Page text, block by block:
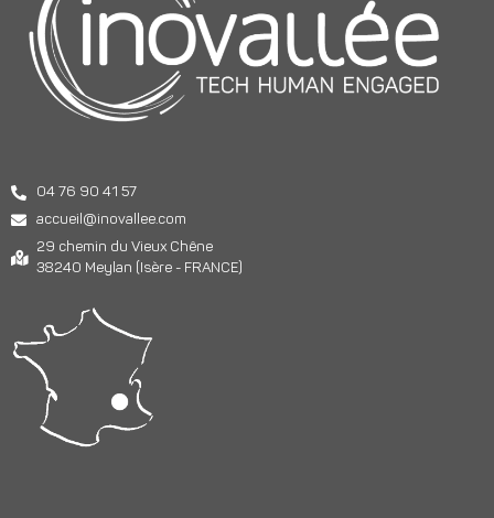
04 76 90 41 57
accueil@inovallee.com
29 chemin du Vieux Chêne
38240 Meylan (Isère - FRANCE)